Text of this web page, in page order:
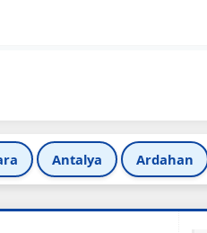
Antalya Ardahan